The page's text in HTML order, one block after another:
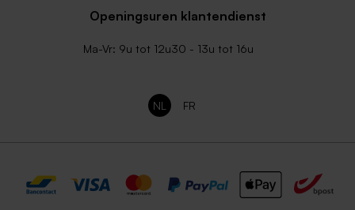
Openingsuren klantendienst
Ma-Vr: 9u tot 12u30 - 13u tot 16u
NL FR